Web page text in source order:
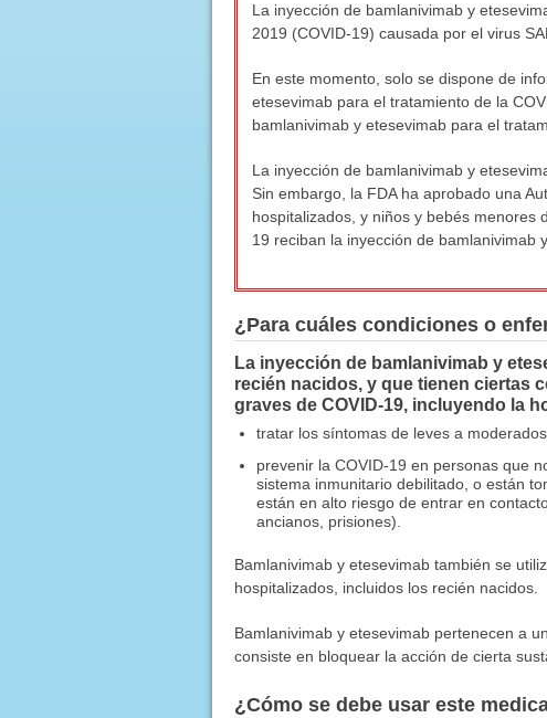
La inyección de bamlanivimab y
2019 (COVID-19) causada por el virus
En este momento, solo se dispone de
etesevimab para el tratamiento de la
bamlanivimab y etesevimab para el
La inyección de bamlanivimab y
Sin embargo, la FDA ha aprobado una
hospitalizados, y niños y bebés menores
19 reciban la inyección de bamlanivimab
¿Para cuáles condiciones o
La inyección de bamlanivimab y
recién nacidos, y que tienen ciertas
graves de COVID-19, incluyendo la
tratar los síntomas de leves a moderados
prevenir la COVID-19 en personas que
sistema inmunitario debilitado, o están
están en alto riesgo de entrar en
ancianos, prisiones).
Bamlanivimab y etesevimab también se
hospitalizados, incluidos los recién nacidos.
Bamlanivimab y etesevimab pertenecen a
consiste en bloquear la acción de cierta
¿Cómo se debe usar este